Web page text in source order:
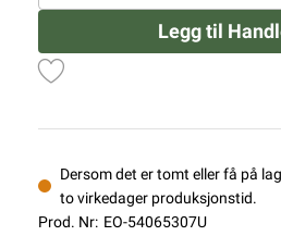
Legg til
Dersom det er tomt eller få på
to virkedager produksjonstid.
Prod. Nr: EO-54065307U